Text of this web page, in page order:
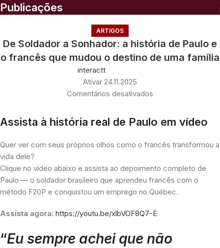
Publicações
ARTIGOS
De Soldador a Sonhador: a história de Paulo e
o francês que mudou o destino de uma família
interactt
Ativar 24.11.2025
Comentários desativados
Assista à história real de Paulo em vídeo
Quer ver com seus próprios olhos como o francês transformou a
vida dele?
Clique no vídeo abaixo e assista ao depoimento completo de
Paulo — o soldador brasileiro que aprendeu francês com o
método F20P e conquistou um emprego no Québec.
Assista agora: https://youtu.be/xlbVOF8Q7-E
“Eu sempre achei que não